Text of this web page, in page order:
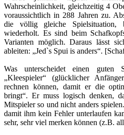
Wahrscheinlichkeit, gleichzeitig 4
voraussichtlich in 288 Jahren zu.
die völlig gleiche Spielsituation,
wiederholt. Es sind beim
Varianten möglich. Daraus lässt
ableiten: „Jed`s Spui is anders“.
Was unterscheidet einen guten
„Kleespieler“ (glücklicher
rechnen können, damit er die
bringt“. Er muss logisch denken,
Mitspieler so und nicht anders
damit ihm kein Fehler unterlaufen
sehr, sehr viel merken können (z.B.